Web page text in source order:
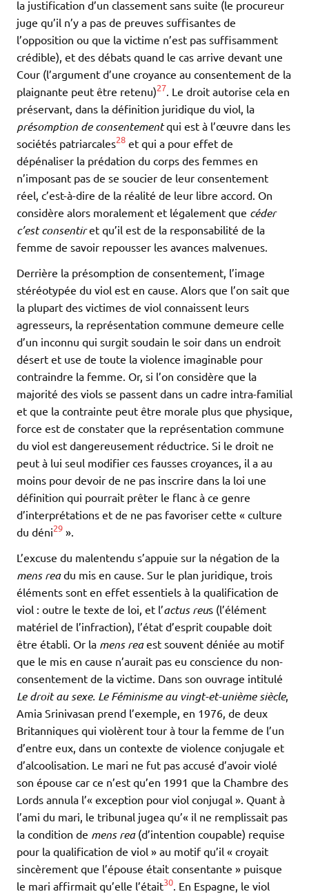
la justification d’un classement sans suite (le procureur
juge qu’il n’y a pas de preuves suffisantes de
l’opposition ou que la victime n’est pas suffisamment
crédible), et des débats quand le cas arrive devant une
Cour (l’argument d’une croyance au consentement de la
plaignante peut être retenu)27. Le droit autorise cela en
préservant, dans la définition juridique du viol, la
présomption de consentementqui est à l’œuvre dans les
sociétés patriarcales28 et qui a pour effet de
dépénaliser la prédation du corps des femmes en
n’imposant pas de se soucier de leur consentement
réel, c’est-à-dire de la réalité de leur libre accord. On
considère alors moralement et légalement que céder
c’est consentiret qu’il est de la responsabilité de la
femme de savoir repousser les avances malvenues.
Derrière la présomption de consentement, l’image
stéréotypée du viol est en cause. Alors que l’on sait que
la plupart des victimes de viol connaissent leurs
agresseurs, la représentation commune demeure celle
d’un inconnu qui surgit soudain le soir dans un endroit
désert et use de toute la violence imaginable pour
contraindre la femme. Or, si l’on considère que la
majorité des viols se passent dans un cadre intra-familial
et que la contrainte peut être morale plus que physique,
force est de constater que la représentation commune
du viol est dangereusement réductrice. Si le droit ne
peut à lui seul modifier ces fausses croyances, il a au
moins pour devoir de ne pas inscrire dans la loi une
définition qui pourrait prêter le flanc à ce genre
d’interprétations et de ne pas favoriser cette « culture
du déni29 ».
L’excuse du malentendu s’appuie sur la négation de la
mens readu mis en cause. Sur le plan juridique, trois
éléments sont en effet essentiels à la qualification de
viol : outre le texte de loi, et l’actus reus (l’élément
matériel de l’infraction), l’état d’esprit coupable doit
être établi. Or la mens reaest souvent déniée au motif
que le mis en cause n’aurait pas eu conscience du non-
consentement de la victime. Dans son ouvrage intitulé
Le droit au sexe. Le Féminisme au vingt-et-unième siècle,
Amia Srinivasan prend l’exemple, en 1976, de deux
Britanniques qui violèrent tour à tour la femme de l’un
d’entre eux, dans un contexte de violence conjugale et
d’alcoolisation. Le mari ne fut pas accusé d’avoir violé
son épouse car ce n’est qu’en 1991 que la Chambre des
Lords annula l’« exception pour viol conjugal ». Quant à
l’ami du mari, le tribunal jugea qu’« il ne remplissait pas
la condition de mens rea(d’intention coupable) requise
pour la qualification de viol » au motif qu’il « croyait
sincèrement que l’épouse était consentante » puisque
le mari affirmait qu’elle l’était30. En Espagne, le viol